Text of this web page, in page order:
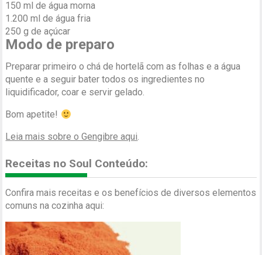
150 ml de água morna
1.200 ml de água fria
250 g de açúcar
Modo de preparo
Preparar primeiro o chá de hortelã com as folhas e a água
quente e a seguir bater todos os ingredientes no
liquidificador, coar e servir gelado.
Bom apetite!
Leia mais sobre o Gengibre aqui.
Receitas no Soul Conteúdo:
Confira mais receitas e os benefícios de diversos elementos
comuns na cozinha aqui: